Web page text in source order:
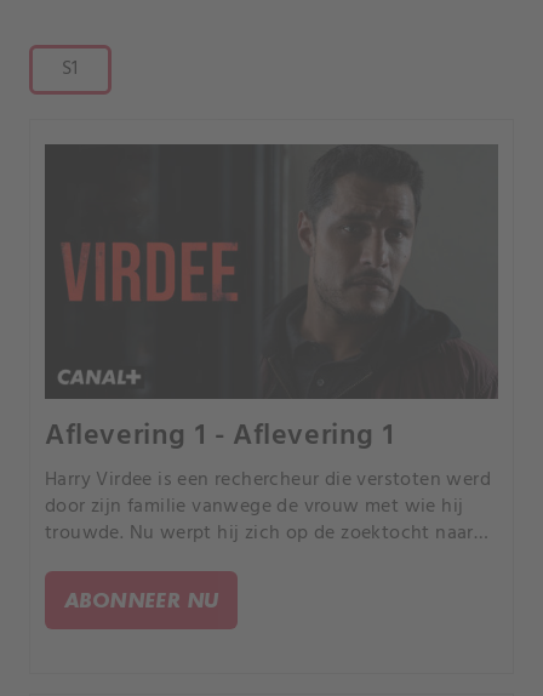
S1
Aflevering 1 - Aflevering 1
Harry Virdee is een rechercheur die verstoten werd
door zijn familie vanwege de vrouw met wie hij
trouwde. Nu werpt hij zich op de zoektocht naar
drugsbende.
ABONNEER NU